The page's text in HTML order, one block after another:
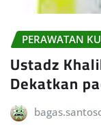
PERAWATAN
Ustadz
Dekatkan